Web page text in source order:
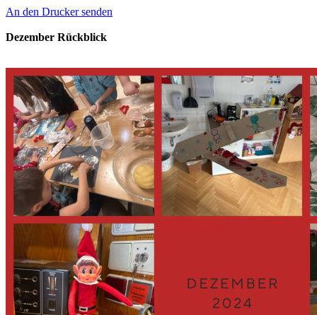
An den Drucker senden
Dezember Rückblick